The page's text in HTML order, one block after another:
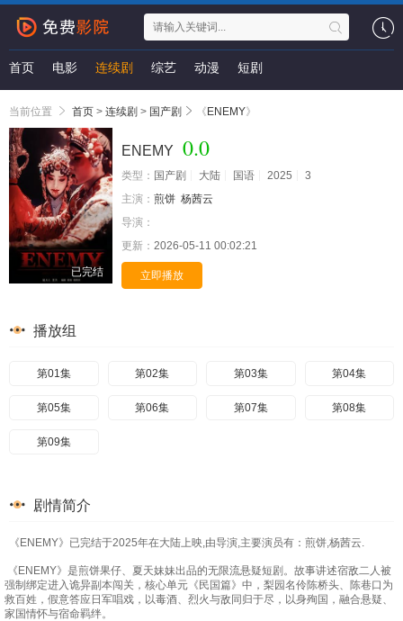
首页 电影 连续剧 综艺 动漫 短剧
当前位置 首页 > 连续剧 > 国产剧 《 ENEMY》
已完结
ENEMY 0.0
类型： 国产剧 大陆 国语 2025
3
主演： 煎饼 杨茜云
导演：
更新： 2026-05-11 00:02:21
立即播放
播放组
第01集 第02集 第03集 第04集
第05集 第06集 第07集 第08集
第09集
剧情简介
《ENEMY》已完结于2025年在大陆上映,由导演,主要演员有：煎饼,杨茜云.
《ENEMY》是煎饼果仔、夏天妹妹出品的无限流悬疑短剧。故事讲述宿敌二人被
强制绑定进入诡异副本闯关，核心单元《民国篇》中，梨园名伶陈桥头、陈巷口为
救百姓，假意答应日军唱戏，以毒酒、烈火与敌同归于尽，以身殉国，融合悬疑、
家国情怀与宿命羁绊。